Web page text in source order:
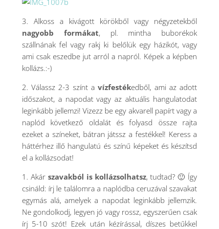
3. Alkoss a kivágott körökből vagy négyzetekből
nagyobb formákat, pl. mintha buborékok
szállnának fel vagy rakj ki belőlük egy házikót, vagy
ami csak eszedbe jut arról a napról. Képek a képben
kollázs.:-)
2. Válassz 2-3 színt avízfestékedből, ami az adott
időszakot, a napodat vagy az aktuális hangulatodat
leginkább jellemzi! Vizezz be egy akvarell papírt vagy a
naplód következő oldalát és folyasd össze rajta
ezeket a színeket, bátran játssz a festékkel! Keress a
háttérhez illő hangulatú és színű képeket és készítsd
el a kollázsodat!
1. Akárszavakból is kollázsolhatsz, tudtad? 🙂 Így
csináld: írj le találomra a naplódba ceruzával szavakat
egymás alá, amelyek a napodat leginkább jellemzik.
Ne gondolkodj, legyen jó vagy rossz, egyszerűen csak
írj 5-10 szót! Ezek után kézírással, díszes betűkkel